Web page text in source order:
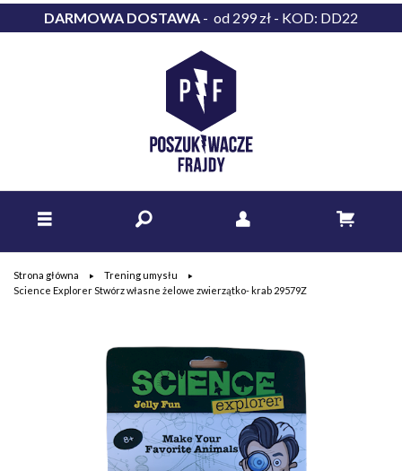
DARMOWA DOSTAWA - od 299 zł - KOD: DD22
Strona główna
Trening umysłu
Science Explorer Stwórz własne żelowe zwierzątko- krab 29579Z